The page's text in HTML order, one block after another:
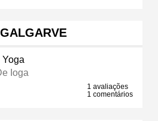
Ioga
1 avaliações
1 comentários